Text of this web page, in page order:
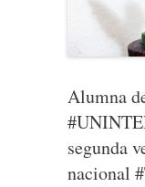
Alumna
segunda
nacional